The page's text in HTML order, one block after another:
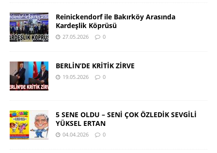
Reinickendorf ile Bakırköy Arasında
Kardeşlik Köprüsü
27.05.2026 0
BERLİN’DE KRİTİK ZİRVE
19.05.2026 0
5 SENE OLDU – SENİ ÇOK ÖZLEDİK SEVGİLİ
YÜKSEL ERTAN
04.04.2026 0